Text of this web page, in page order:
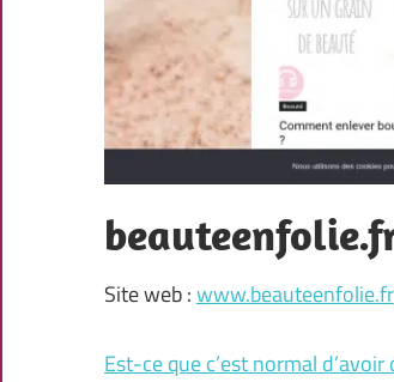
Site web :www.beauteenfolie.fr
Est-ce que c’est normal